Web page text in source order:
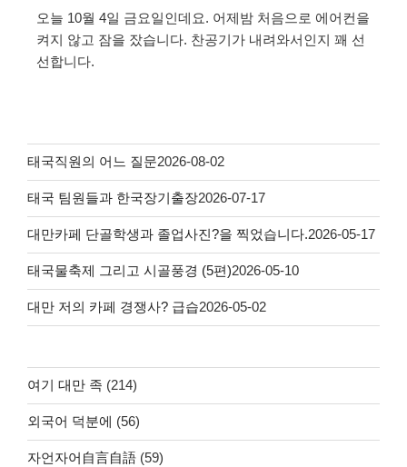
오늘 10월 4일 금요일인데요. 어제밤 처음으로 에어컨을
켜지 않고 잠을 잤습니다. 찬공기가 내려와서인지 꽤 선
선합니다.
태국직원의 어느 질문2026-08-02
태국 팀원들과 한국장기출장2026-07-17
대만카페 단골학생과 졸업사진?을 찍었습니다.2026-05-17
태국물축제 그리고 시골풍경 (5편)2026-05-10
대만 저의 카페 경쟁사? 급습2026-05-02
여기 대만 족 (214)
외국어 덕분에 (56)
자언자어自言自語 (59)